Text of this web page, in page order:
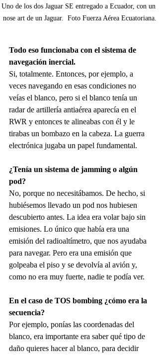
Uno de los dos Jaguar SE entregado a Ecuador, con un
nose art de un Jaguar.  Foto Fuerza Aérea Ecuatoriana.
Todo eso funcionaba con el sistema de
navegación inercial.
Si, totalmente. Entonces, por ejemplo, a
veces navegando en esas condiciones no
veías el blanco, pero si el blanco tenía un
radar de artillería antiaérea aparecía en el
RWR y entonces te alineabas con él y le
tirabas un bombazo en la cabeza. La guerra
electrónica jugaba un papel fundamental.
¿Tenía un sistema de jamming o algún
pod?
No, porque no necesitábamos. De hecho, si
hubiésemos llevado un pod nos hubiesen
descubierto antes. La idea era volar bajo sin
emisiones. Lo único que había era una
emisión del radioaltímetro, que nos ayudaba
para navegar. Pero era una emisión que
golpeaba el piso y se devolvía al avión y,
como no era muy fuerte, nadie te podía ver.
En el caso de TOS bombing ¿cómo era la
secuencia?
Por ejemplo, ponías las coordenadas del
blanco, era importante era saber qué tipo de
daño quieres hacer al blanco, para decidir